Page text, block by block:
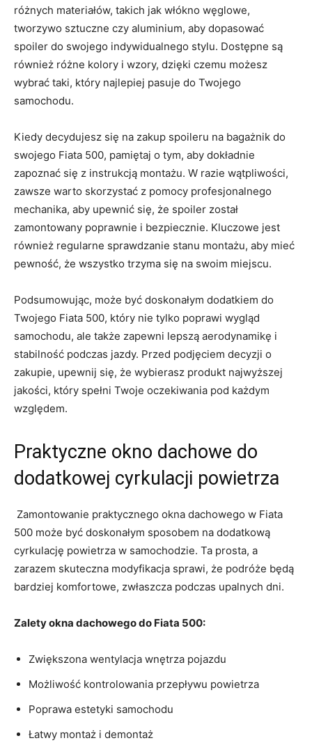
różnych materiałów, takich jak włókno węglowe,
tworzywo​ sztuczne czy ‌aluminium, aby dopasować
spoiler⁣ do swojego indywidualnego stylu. Dostępne są
również różne kolory⁣ i wzory, dzięki ​czemu możesz
wybrać taki, który najlepiej ‌pasuje​ do ⁢Twojego⁤
samochodu.
Kiedy⁢ decydujesz się na zakup ‍spoileru na bagażnik do‍
swojego Fiata ⁤500, ‍pamiętaj o ‌tym, aby dokładnie‌
zapoznać​ się z instrukcją montażu. W razie wątpliwości,⁣
zawsze ‌warto ​skorzystać​ z pomocy profesjonalnego⁣
mechanika, ⁤aby upewnić się, ⁤że spoiler został
zamontowany poprawnie i ⁢bezpiecznie. Kluczowe jest
również regularne sprawdzanie stanu montażu, aby ⁢mieć
pewność, ‍że wszystko trzyma się na swoim miejscu.
Podsumowując, może‌ być‌ doskonałym‌ dodatkiem⁢ do
Twojego Fiata 500, który nie tylko poprawi wygląd​
samochodu, ​ale także ​zapewni lepszą aerodynamikę ‍i
stabilność‍ podczas jazdy. ‌Przed podjęciem decyzji o
⁤zakupie, upewnij się, że wybierasz produkt‌ najwyższej ​
jakości, który spełni Twoje oczekiwania pod każdym
względem.
Praktyczne okno dachowe ⁢do​
dodatkowej​ cyrkulacji ‍powietrza
‍​ Zamontowanie praktycznego okna dachowego⁣ w⁤ Fiata
500⁤ może ⁣być doskonałym sposobem na dodatkową
⁣cyrkulację powietrza w ⁢samochodzie. ⁤Ta⁤ prosta, a
‌zarazem‌ skuteczna ​modyfikacja sprawi, ‌że podróże będą
⁣bardziej komfortowe, ‌zwłaszcza ⁢podczas upalnych dni.
Zalety okna dachowego‍ do Fiata 500:
Zwiększona ​wentylacja wnętrza‍ pojazdu
Możliwość‌ kontrolowania⁢ przepływu powietrza
Poprawa ⁣estetyki samochodu
Łatwy ⁣montaż i demontaż